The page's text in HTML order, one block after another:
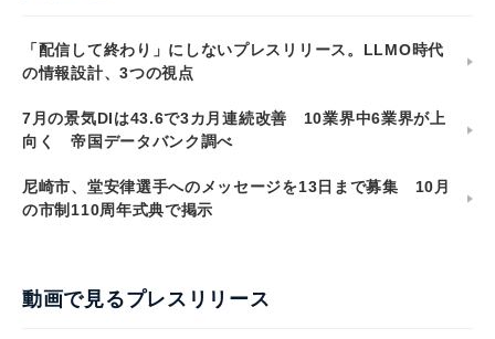
「配信して終わり」にしないプレスリリース。LLMO時代
の情報設計、3つの視点
7月の景気DIは43.6で3カ月連続改善 10業界中6業界が上
向く 帝国データバンク調べ
尼崎市、堂安律選手へのメッセージを13日まで募集 10月
の市制110周年式典で掲示
動画で見るプレスリリース